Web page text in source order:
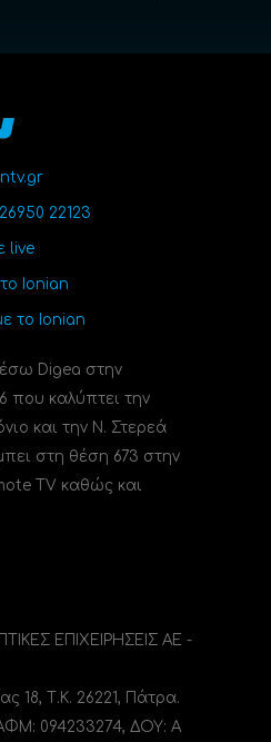
22123
live
Ionian
το Ionian
Digea στην
που καλύπτει την
και την Ν. Στερεά
στη θέση 673 στην
TV καθώς και
ΕΠΙΧΕΙΡΗΣΕΙΣ ΑΕ -
18, Τ.Κ. 26221, Πάτρα.
094233274, ΔΟΥ: A